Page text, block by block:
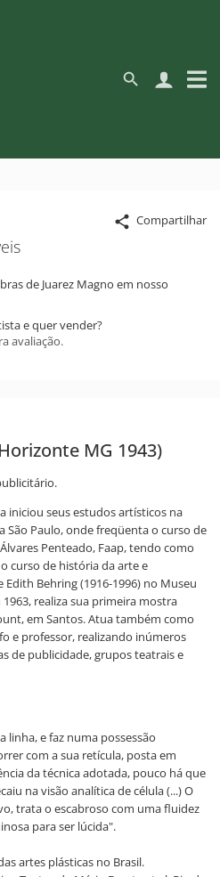
Compartilhar
de Juarez Magno em nosso
e quer vender?
avaliação.
MG 1943)
iniciou seus estudos artísticos na
São Paulo, onde freqüenta o curso de
Penteado, Faap, tendo como
curso de história da arte e
Behring (1916-1996) no Museu
realiza sua primeira mostra
em Santos. Atua também como
e professor, realizando inúmeros
de publicidade, grupos teatrais e
linha, e faz numa possessão
com a sua retícula, posta em
da técnica adotada, pouco há que
na visão analítica de célula (...) O
trata o escabroso com uma fluidez
para ser lúcida".
artes plásticas no Brasil.